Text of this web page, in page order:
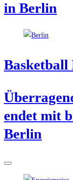
in Berlin
Bas­ket­ball
endet mit
Berlin